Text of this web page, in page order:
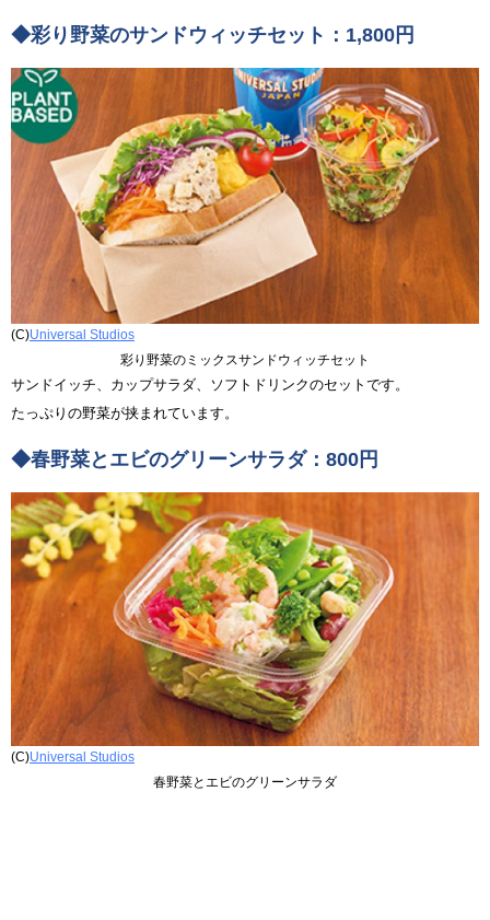
◆彩り野菜のサンドウィッチセット：1,800円
(C)Universal Studios
彩り野菜のミックスサンドウィッチセット
サンドイッチ、カップサラダ、ソフトドリンクのセットです。
たっぷりの野菜が挟まれています。
◆春野菜とエビのグリーンサラダ：800円
(C)Universal Studios
春野菜とエビのグリーンサラダ